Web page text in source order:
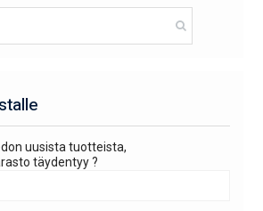
uusista tuotteista,
täydentyy ?